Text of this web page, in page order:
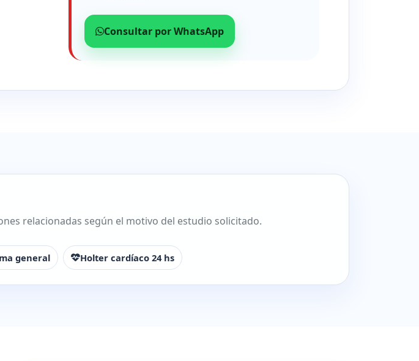
Consultar por WhatsApp
relacionadas según el motivo del estudio solicitado.
general Holter cardíaco 24 hs